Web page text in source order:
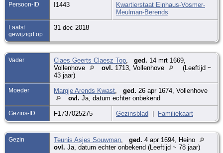
Persoon-ID I1443
Kwartierstaat Einhaus-Vosmer-
Meulman-Berends
Laatst
gewijzigd op
31 dec 2018
Vader Claes Geerts Claesz Top ged. 14 mrt 1669,
Vollenhove
ovl. 1713, Vollenhove
(Leeftijd ~
43 jaar)
Moeder Margje Arends Kwast ged. 26 apr 1674, Vollenhove
ovl. Ja, datum echter onbekend
Gezins-ID F1737025275 Gezinsblad | Familiekaart
Gezin Teunis Asjes Souwman ged. 4 apr 1694, Heino
ovl. Ja, datum echter onbekend (Leeftijd ~ 78 jaar)